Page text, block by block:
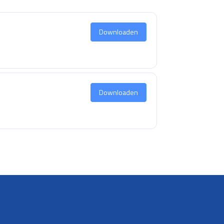
Downloaden
Downloaden